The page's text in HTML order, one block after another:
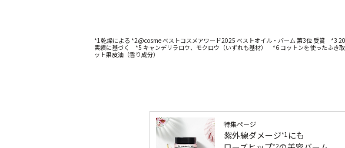
*1乾燥による *2@cosme ベストコスメアワード2025 ベストオイル・バーム 第3位 受賞 *3
実績に基づく *5 キャンデリラロウ、モクロウ（いずれも基材） *6 コットンを使ったふ
ット果皮油（香り成分）
特集ページ
紫外線ダメージ*1 にも
*2